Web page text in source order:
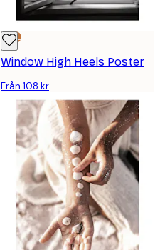
DEAL
Window High Heels Poster
Från 108 kr